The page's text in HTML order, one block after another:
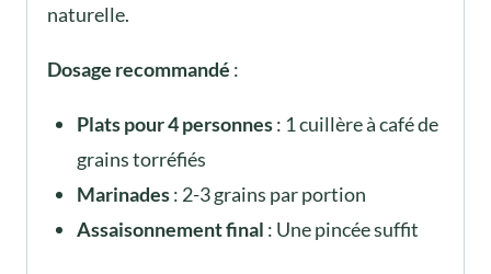
naturelle.
Dosage recommandé :
Plats pour 4 personnes: 1 cuillère à café de
grains torréfiés
Marinades: 2-3 grains par portion
Assaisonnement final : Une pincée suffit